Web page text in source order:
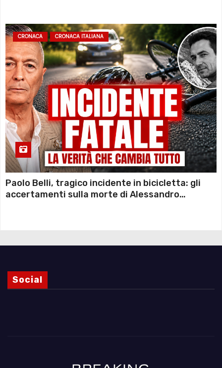
CRONACA CRONACA ITALIANA
Paolo Belli, tragico incidente in bicicletta: gli
accertamenti sulla morte di Alessandro
Social